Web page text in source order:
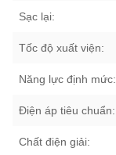
Sạc lại:
Tốc độ xuất viện:
Năng lực định mức:
Điện áp tiêu chuẩn:
Chất điện giải: